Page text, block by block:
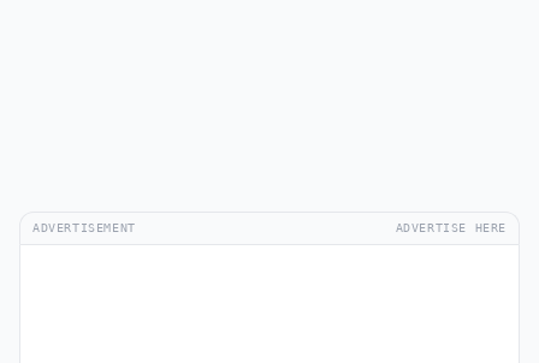
ADVERTISEMENT ADVERTISE HERE